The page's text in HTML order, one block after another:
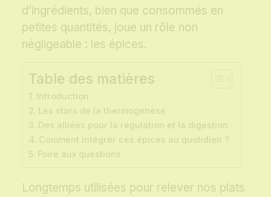
d’ingrédients, bien que consommés en
petites quantités, joue un rôle non
négligeable : les épices.
Table des matières
Introduction
Les stars de la thermogenèse
Des alliées pour la régulation et la digestion
Comment intégrer ces épices au quotidien ?
Foire aux questions
Longtemps utilisées pour relever nos plats